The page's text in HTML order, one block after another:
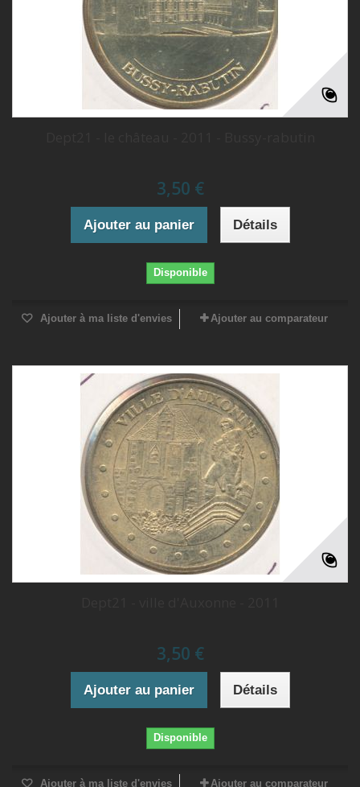
3,50 €
Ajouter au panier Détails
Disponible
Ajouter à ma liste d'envies Ajouter au comparateur
3,50 €
Ajouter au panier Détails
Disponible
Ajouter à ma liste d'envies Ajouter au comparateur